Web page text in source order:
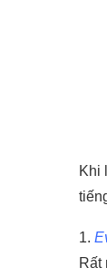
Khi
1.
Rất